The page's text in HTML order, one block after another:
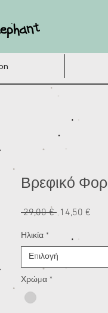
Βρεφικό
29,00 € Κανονική
14,50 €
Ηλικία *
Επιλογή
Χρώμα *